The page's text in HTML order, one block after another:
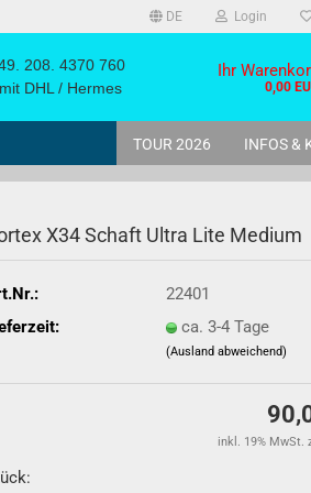
DE Login
208. 4370 760
DHL / Hermes
Ihr
0,00
TOUR 2026 INFOS &
X34 Schaft Ultra Lite Me­di­um
22401
ca. 3-4 Tage
(Ausland abweichend)
inkl. 19% MwSt.